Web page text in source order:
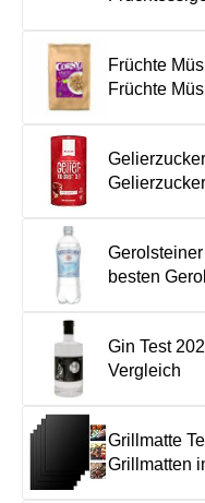
Früchte
Früchte
besten
Gin Test
Vergleich
Grillmatte
Grillmatten